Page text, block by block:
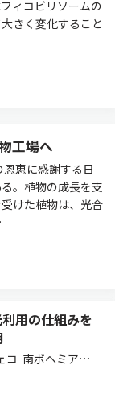
ィコビリソームの
きく変化すること
工場へ
恵に感謝する日
。植物の成長を支
けた植物は、光合
用の仕組みを
コ 南ボヘミア大
の光合成アン
分解能で解明し